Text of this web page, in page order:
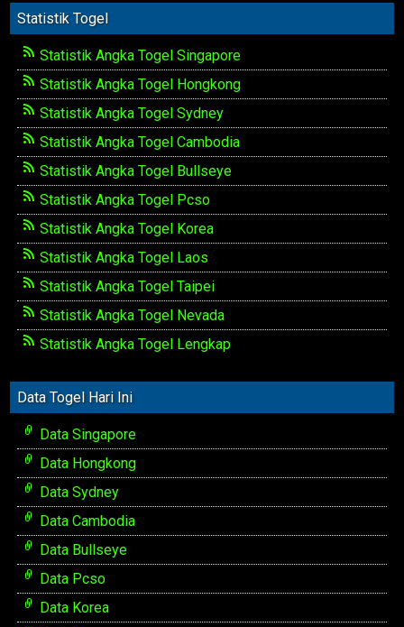
Statistik Togel
Statistik Angka Togel Singapore
Statistik Angka Togel Hongkong
Statistik Angka Togel Sydney
Statistik Angka Togel Cambodia
Statistik Angka Togel Bullseye
Statistik Angka Togel Pcso
Statistik Angka Togel Korea
Statistik Angka Togel Laos
Statistik Angka Togel Taipei
Statistik Angka Togel Nevada
Statistik Angka Togel Lengkap
Data Togel Hari Ini
Data Singapore
Data Hongkong
Data Sydney
Data Cambodia
Data Bullseye
Data Pcso
Data Korea